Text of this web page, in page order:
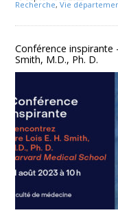
Recherche,Vie
Conférence inspirante
Smith, M.D., Ph. D.